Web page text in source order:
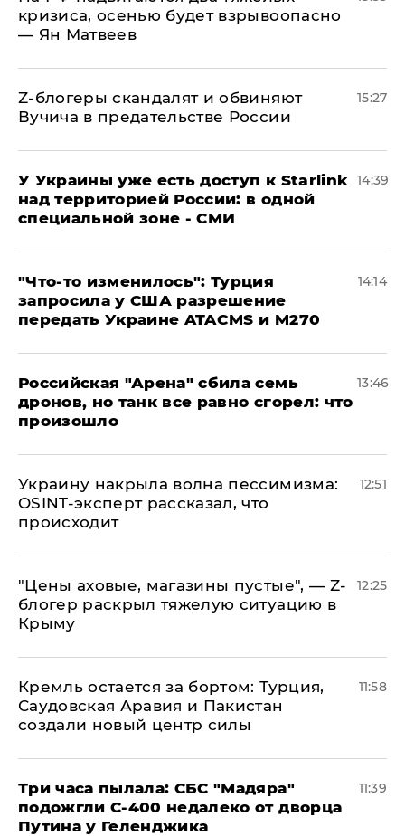
кризиса, осенью будет взрывоопасно
— Ян Матвеев
Z-блогеры скандалят и обвиняют
Вучича в предательстве России
15:27
У Украины уже есть доступ к Starlink
над территорией России: в одной
специальной зоне - СМИ
14:39
​"Что-то изменилось": Турция
запросила у США разрешение
передать Украине ATACMS и M270
14:14
​Российская "Арена" сбила семь
дронов, но танк все равно сгорел: что
произошло
13:46
​Украину накрыла волна пессимизма:
OSINT-эксперт рассказал, что
происходит
12:51
​"Цены аховые, магазины пустые", — Z-
блогер раскрыл тяжелую ситуацию в
Крыму
12:25
​Кремль остается за бортом: Турция,
Саудовская Аравия и Пакистан
создали новый центр силы
11:58
Три часа пылала: СБС "Мадяра"
подожгли С-400 недалеко от дворца
Путина у Геленджика
11:39